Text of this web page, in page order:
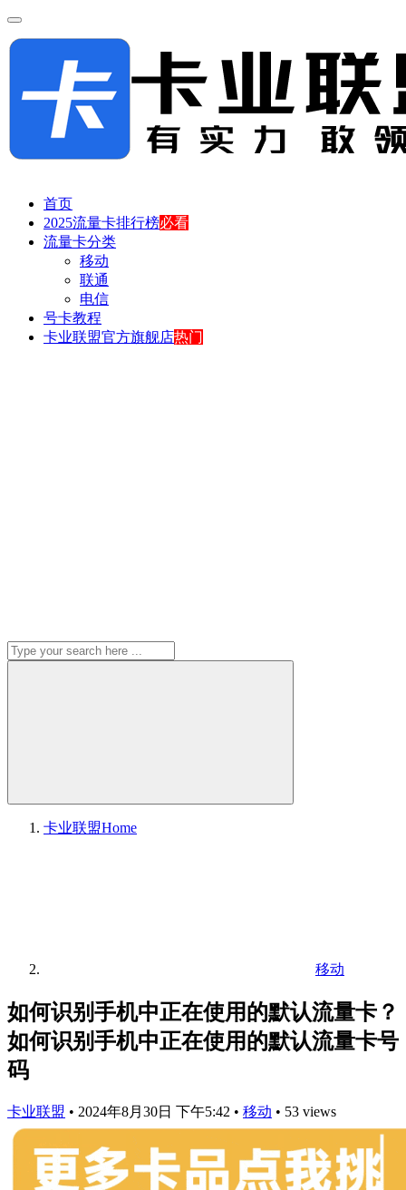
首页
2025流量卡排行榜必看
流量卡分类
移动
联通
电信
号卡教程
卡业联盟官方旗舰店热门
卡业联盟Home
移动
如何识别手机中正在使用的默认流量卡？
如何识别手机中正在使用的默认流量卡号
码
卡业联盟 • 2024年8月30日 下午5:42 • 移动 • 53 views